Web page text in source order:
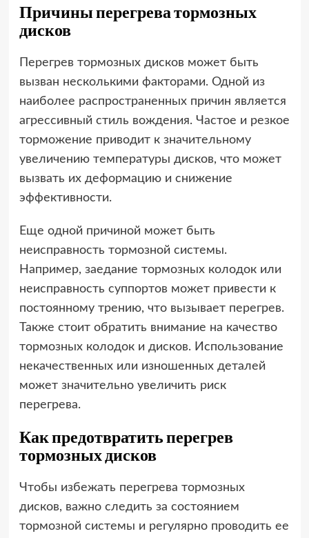
Причины перегрева тормозных
дисков
Перегрев тормозных дисков может быть
вызван несколькими факторами. Одной из
наиболее распространенных причин является
агрессивный стиль вождения. Частое и резкое
торможение приводит к значительному
увеличению температуры дисков, что может
вызвать их деформацию и снижение
эффективности.
Еще одной причиной может быть
неисправность тормозной системы.
Например, заедание тормозных колодок или
неисправность суппортов может привести к
постоянному трению, что вызывает перегрев.
Также стоит обратить внимание на качество
тормозных колодок и дисков. Использование
некачественных или изношенных деталей
может значительно увеличить риск
перегрева.
Как предотвратить перегрев
тормозных дисков
Чтобы избежать перегрева тормозных
дисков, важно следить за состоянием
тормозной системы и регулярно проводить ее